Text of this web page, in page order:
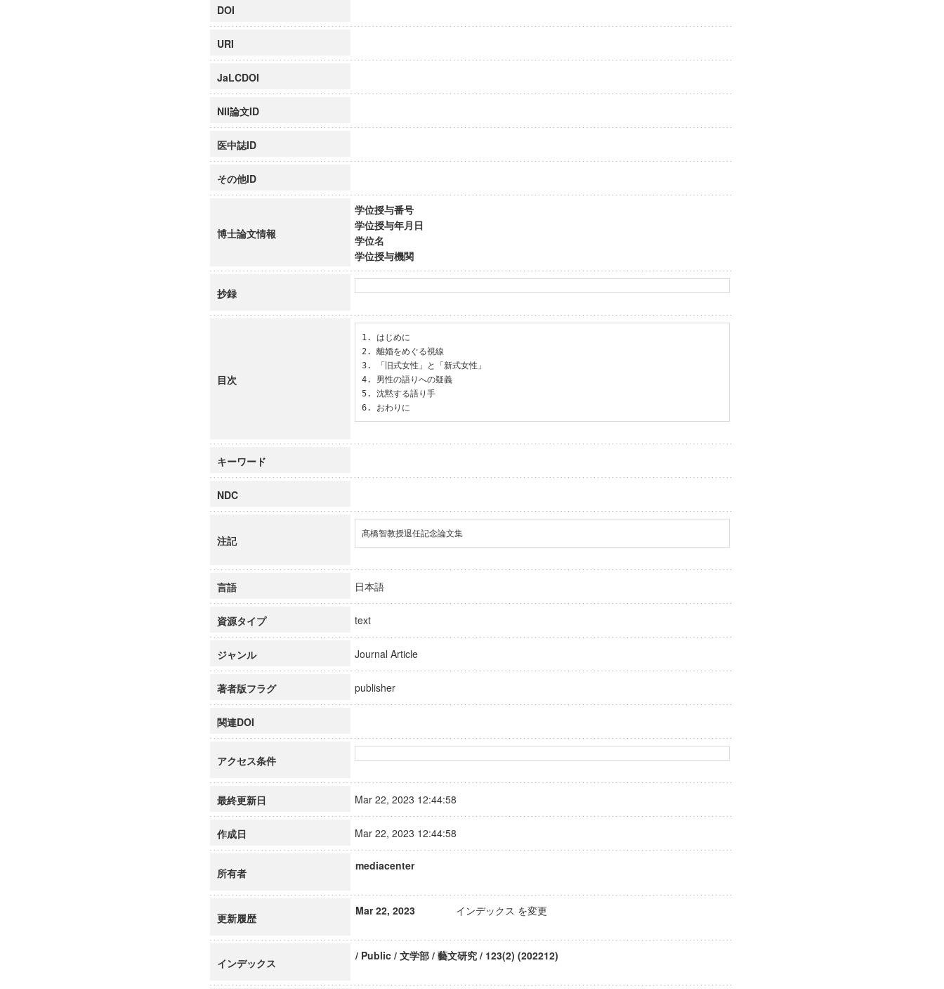
DOI
URI
JaLCDOI
NII論文ID
医中誌ID
その他ID
博士論文情報
学位授与番号
学位授与年月日
学位名
学位授与機関
抄録
目次
1. はじめに
2. 離婚をめぐる視線
3. 「旧式女性」と「新式女性」
4. 男性の語りへの疑義
5. 沈黙する語り手
6. おわりに
キーワード
NDC
注記
髙橋智教授退任記念論文集
言語 日本語
資源タイプ text
ジャンル Journal Article
著者版フラグ publisher
関連DOI
アクセス条件
最終更新日 Mar 22, 2023 12:44:58
作成日 Mar 22, 2023 12:44:58
所有者
mediacenter
更新履歴
Mar 22, 2023 インデックス を変更
インデックス
/ Public / 文学部 / 藝文研究 / 123(2) (202212)